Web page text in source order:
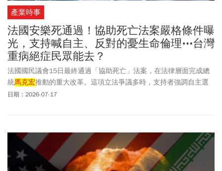
產業時事
法國安樂死通過！協助死亡法案嚴格條件曝
光，支持喊自主、反對的憂生命倫理⋯台灣
重病絕症民眾能去？
法國國民議會15日最終通過「協助死亡」法案，在法律層面完成總
統馬克宏推動的重大改革。這項立法爭議多時，支持者強調自主選
擇，反對者則擔憂有違生命倫理。
日期：2026-07-17